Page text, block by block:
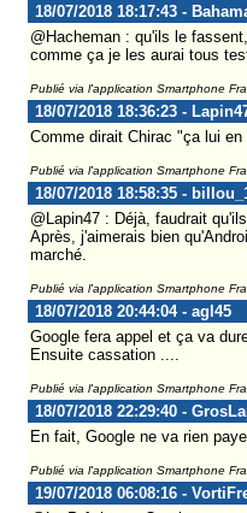
18/07/2018 18:17:43 -
@Hacheman : qu'ils le
comme ça je les aurai tous
Publié via l'application Smartphone
18/07/2018 18:36:23 -
Comme dirait Chirac "ça lui
Publié via l'application Smartphone
18/07/2018 18:58:35 -
@Lapin47 : Déjà, faudrait
Après, j'aimerais bien
marché.
Publié via l'application Smartphone
18/07/2018 20:44:04 - agl45
Google fera appel et ça va
Ensuite cassation ....
Publié via l'application Smartphone
18/07/2018 22:29:40 -
En fait, Google ne va rien
Publié via l'application Smartphone
19/07/2018 06:08:16 -